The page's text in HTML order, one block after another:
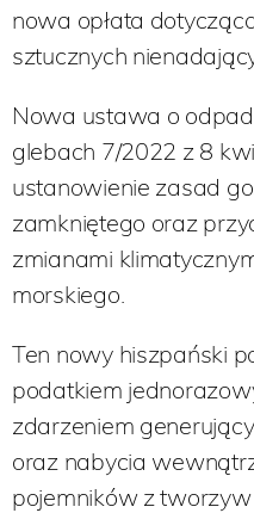
nowa opłata
sztucznych
Nowa ustawa o
glebach 7/2022 z 8
ustanowienie zasad
zamkniętego oraz
zmianami
morskiego.
Ten nowy hiszpański
podatkiem
zdarzeniem
oraz nabycia
pojemników z